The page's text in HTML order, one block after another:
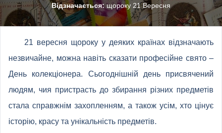
Відзначається:щороку 21 Вересня
21 вересня щороку у деяких країнах відзначають
незвичайне, можна навіть сказати професійне свято –
День колекціонера. Сьогоднішній день присвячений
людям, чия пристрасть до збирання різних предметів
стала справжнім захопленням, а також усім, хто цінує
історію, красу та унікальність предметів.